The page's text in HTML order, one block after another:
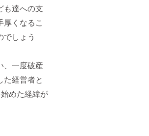
も達への支
厚くなるこ
でしょう
、一度破産
た経営者と
めた経緯が